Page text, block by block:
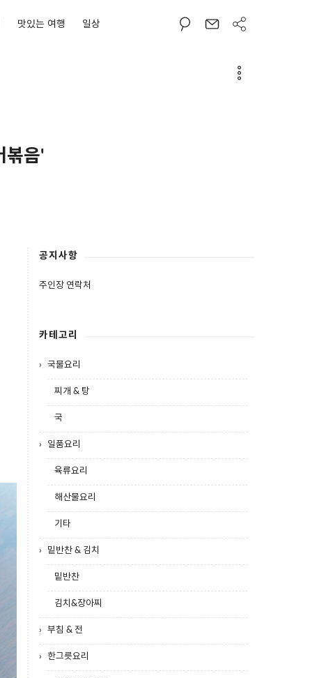
맛있는 여행 일상
볶음'
공지사항
주인장 연락처
카테고리
국물요리
찌개 & 탕
국
일품요리
육류요리
해산물요리
기타
밑반찬 & 김치
밑반찬
김치&장아찌
부침 & 전
한그릇요리